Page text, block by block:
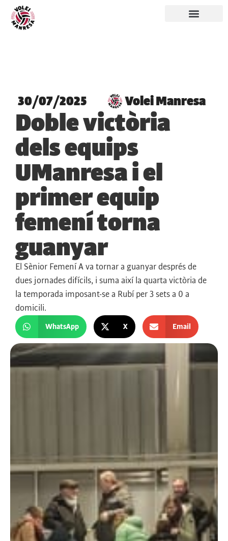
30/07/2025 Volei Manresa
Doble victòria
dels equips
UManresa i el
primer equip
femení torna
guanyar
El Sènior Femení A va tornar a guanyar després de
dues jornades difícils, i suma així la quarta victòria de
la temporada imposant-se a Rubí per 3 sets a 0 a
domicili.
WhatsApp X Email